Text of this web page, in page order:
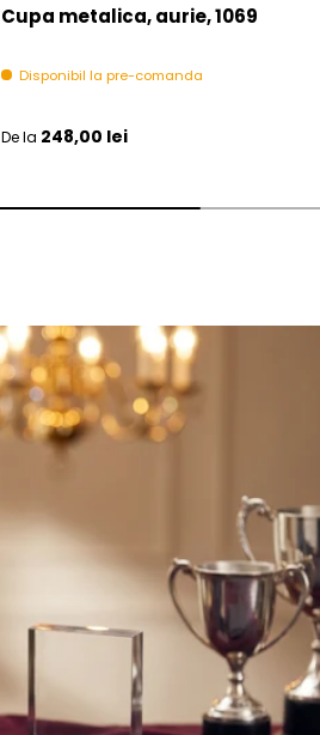
Cupa metalica, aurie, 1069
Disponibil la pre-comanda
Pret initial
De la 248,00 lei